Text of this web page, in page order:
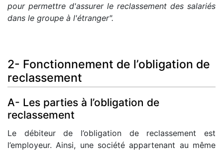
pour permettre d'assurer le reclassement des salariés
dans le groupe à l'étranger".
2- Fonctionnement de l’obligation de
reclassement
A- Les parties à l’obligation de
reclassement
Le débiteur de l’obligation de reclassement est
l’employeur. Ainsi, une société appartenant au même